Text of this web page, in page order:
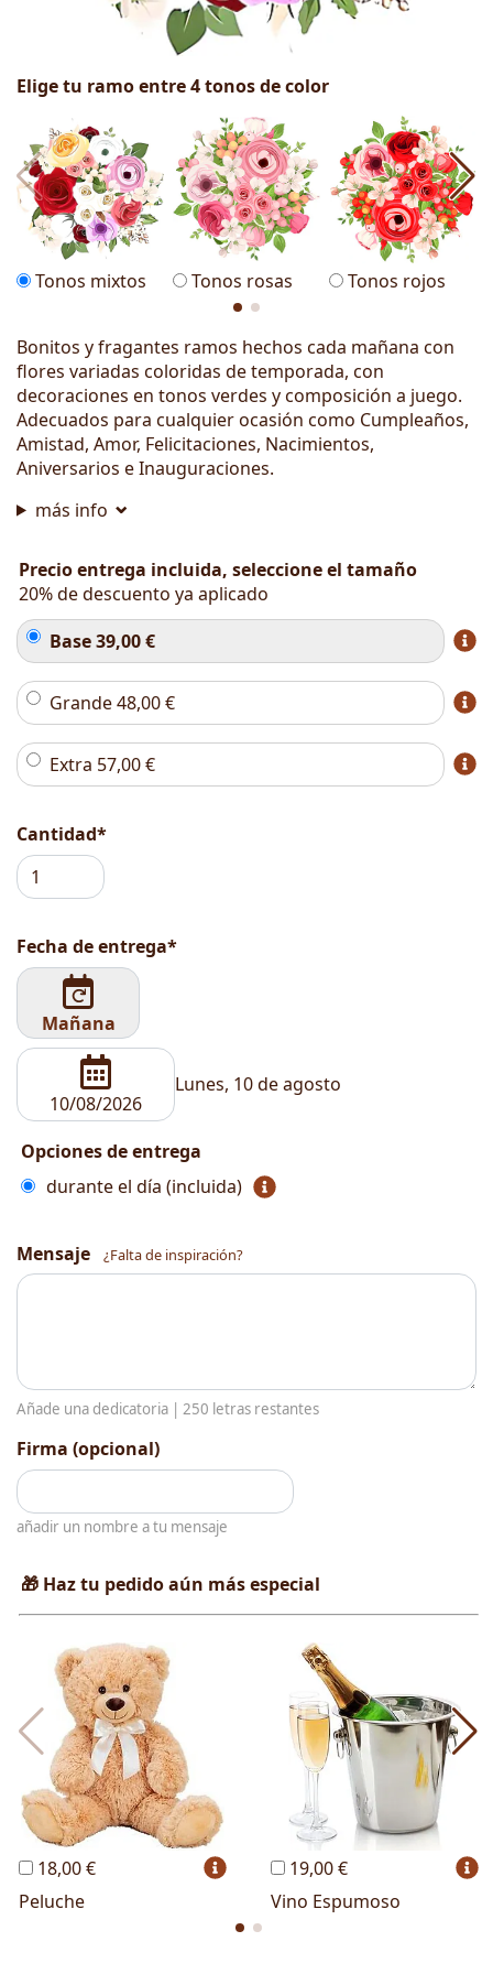
Elige tu ramo entre 4 tonos de color
Tonos mixtos Tonos rosas Tonos rojos
Bonitos y fragantes ramos hechos cada mañana con
flores variadas coloridas de temporada, con
decoraciones en tonos verdes y composición a juego.
Adecuados para cualquier ocasión como Cumpleaños,
Amistad, Amor, Felicitaciones, Nacimientos,
Aniversarios e Inauguraciones.
más info
Precio entrega incluida, seleccione el tamaño
20% de descuento ya aplicado
Base39,00€
Grande48,00€
Extra 57,00€
Cantidad*
Fecha de entrega*
Mañana
Lunes, 10 de agosto
Opciones de entrega
durante el día (incluida)
Mensaje ¿Falta de inspiración?
Añade una dedicatoria | 250 letras restantes
Firma (opcional)
añadir un nombre a tu mensaje
🎁 Haz tu pedido aún más especial
18,00 €
Peluche
19,00 €
Vino Espumoso